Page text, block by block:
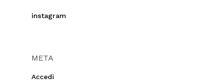
instagram
META
Accedi